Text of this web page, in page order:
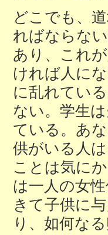
どこでも、
ればならな
あり、これ
ければ人に
に乱れてい
ない。学生
ている。あ
供がいる人
ことは気に
は一人の女
きて子供に
り、如何な